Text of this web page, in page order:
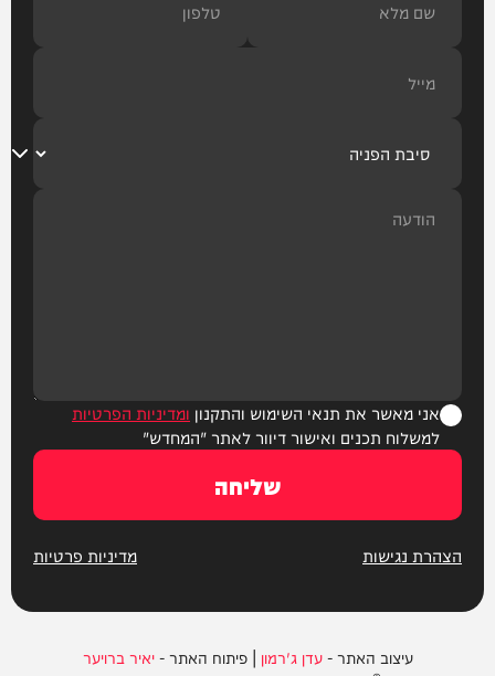
אני מאשר את תנאי השימוש והתקנון ומדיניות הפרטיות
למשלוח תכנים ואישור דיוור לאתר "המחדש"
שליחה
הצהרת נגישות מדיניות פרטיות
עיצוב האתר -עדן ג'רמון | פיתוח האתר -יאיר ברויער